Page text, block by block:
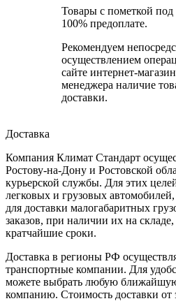
Товары с пометкой под
100% предоплате.
Рекомендуем
осуществлением
сайте интернет-
менеджера наличие
доставки.
Доставка
Компания Климат Стандарт
Ростову-на-Дону и Ростовской
курьерской службы. Для этих
легковых и грузовых
для доставки малогабаритных
заказов, при наличии их на складе,
кратчайшие сроки.
Доставка в регионы РФ
транспортные компании. Для
можете выбрать любую
компанию. Стоимость доставки от